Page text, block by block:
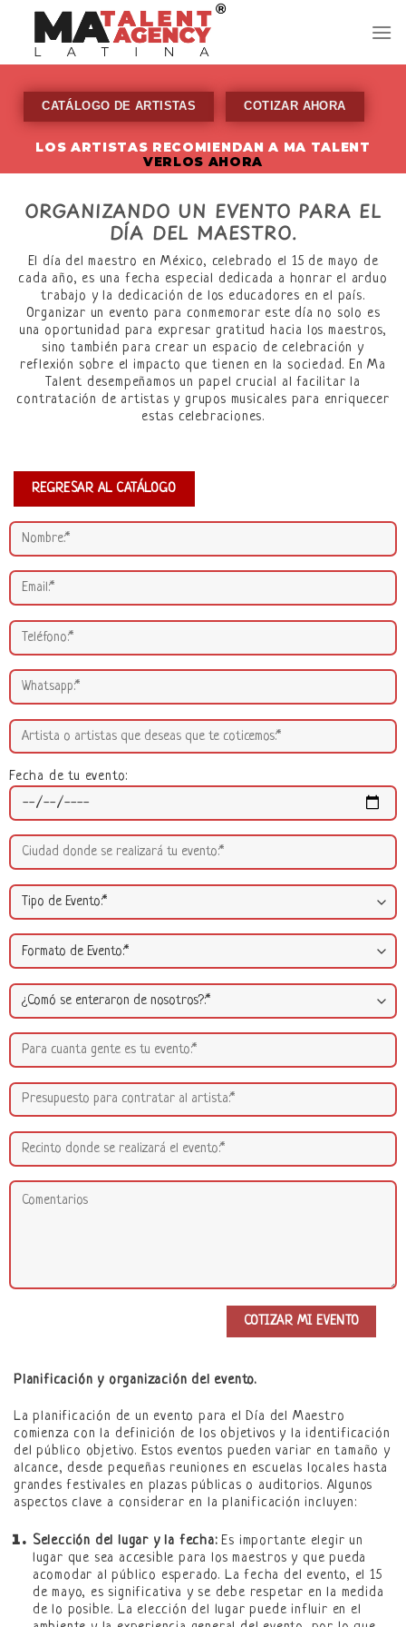
content
CATÁLOGO DE ARTISTAS COTIZAR AHORA
LOS ARTISTAS RECOMIENDAN A MA TALENT
VERLOS AHORA
ORGANIZANDO UN EVENTO PARA EL
DÍA DEL MAESTRO.
El día del maestro en México, celebrado el 15 de mayo de
cada año, es una fecha especial dedicada a honrar el arduo
trabajo y la dedicación de los educadores en el país.
Organizar un evento para conmemorar este día no solo es
una oportunidad para expresar gratitud hacia los maestros,
sino también para crear un espacio de celebración y
reflexión sobre el impacto que tienen en la sociedad. En Ma
Talent desempeñamos un papel crucial al facilitar la
contratación de artistas y grupos musicales para enriquecer
estas celebraciones.
REGRESAR AL CATÁLOGO
Fecha de tu evento:
Planificación y organización del evento.
La planificación de un evento para el Día del Maestro
comienza con la definición de los objetivos y la identificación
del público objetivo. Estos eventos pueden variar en tamaño y
alcance, desde pequeñas reuniones en escuelas locales hasta
grandes festivales en plazas públicas o auditorios. Algunos
aspectos clave a considerar en la planificación incluyen:
Selección del lugar y la fecha:Es importante elegir un
lugar que sea accesible para los maestros y que pueda
acomodar al público esperado. La fecha del evento, el 15
de mayo, es significativa y se debe respetar en la medida
de lo posible. La elección del lugar puede influir en el